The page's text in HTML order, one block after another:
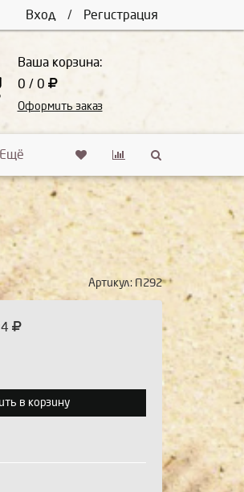
Вход / Регистрация
Ваша корзина:
0 / 0
Оформить заказ
Ещё
Артикул: П292
количество:
в корзину